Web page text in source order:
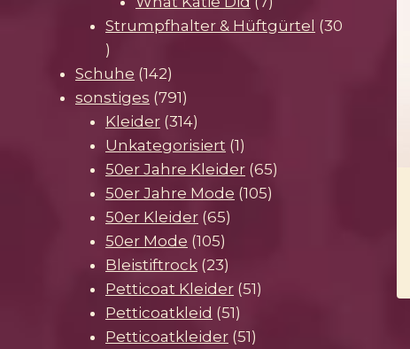
Produkte
Strumpfhalter & Hüftgürtel 30
30
Produkte
Schuhe 142142
Produkte
sonstiges 791791
Produkte
Kleider 314314
Produkte
Unkategorisiert 11
Produkt
50er Jahre Kleider 6565
50er Jahre Mode 105105
50er Kleider 6565
50er Mode 105105
Produkte
Bleistiftrock 2323
Produkte
Petticoat Kleider 5151
Petticoatkleid 5151
Produkte
Petticoatkleider 5151